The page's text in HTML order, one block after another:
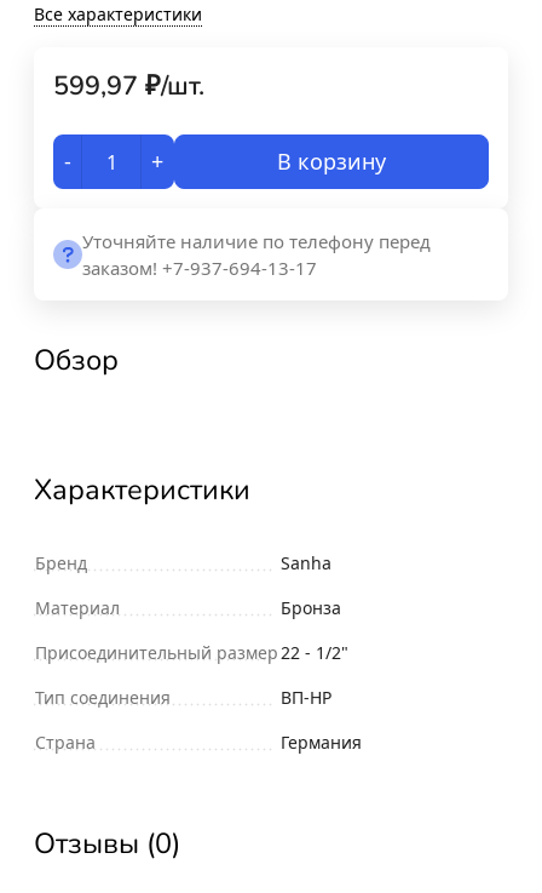
Все характеристики
599,97 ₽/шт.
- + В корзину
Уточняйте наличие по телефону перед
заказом! +7-937-694-13-17
Обзор
Характеристики
Бренд
Sanha
Материал
Бронза
Присоединительный размер22 - 1/2"
Тип соединения
ВП-НР
Страна
Германия
Отзывы (0)